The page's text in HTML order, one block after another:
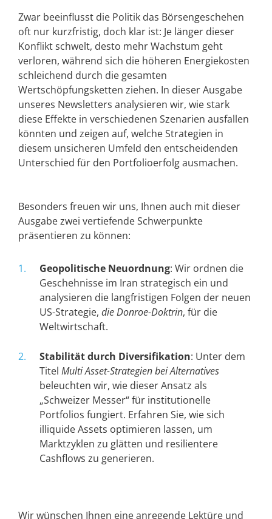
Zwar beeinflusst die Politik das Börsengeschehen
oft nur kurzfristig, doch klar ist: Je länger dieser
Konflikt schwelt, desto mehr Wachstum geht
verloren, während sich die höheren Energiekosten
schleichend durch die gesamten
Wertschöpfungsketten ziehen. In dieser Ausgabe
unseres Newsletters analysieren wir, wie stark
diese Effekte in verschiedenen Szenarien ausfallen
könnten und zeigen auf, welche Strategien in
diesem unsicheren Umfeld den entscheidenden
Unterschied für den Portfolioerfolg ausmachen.
Besonders freuen wir uns, Ihnen auch mit dieser
Ausgabe zwei vertiefende Schwerpunkte
präsentieren zu können:
Geopolitische Neuordnung: Wir ordnen die
Geschehnisse im Iran strategisch ein und
analysieren die langfristigen Folgen der neuen
US-Strategie, die Donroe-Doktrin, für die
Weltwirtschaft.
Stabilität durch Diversifikation: Unter dem
Titel Multi Asset-Strategien bei Alternatives
beleuchten wir, wie dieser Ansatz als
„Schweizer Messer“ für institutionelle
Portfolios fungiert. Erfahren Sie, wie sich
illiquide Assets optimieren lassen, um
Marktzyklen zu glätten und resilientere
Cashflows zu generieren.
Wir wünschen Ihnen eine anregende Lektüre und